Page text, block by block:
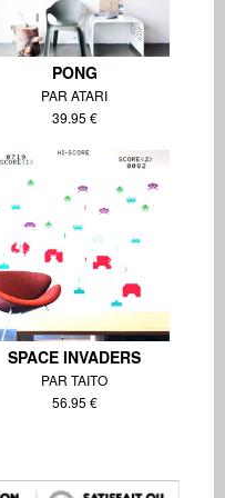
PONG
PAR ATARI
39.95 €
SPACE INVADERS
PAR TAITO
56.95 €